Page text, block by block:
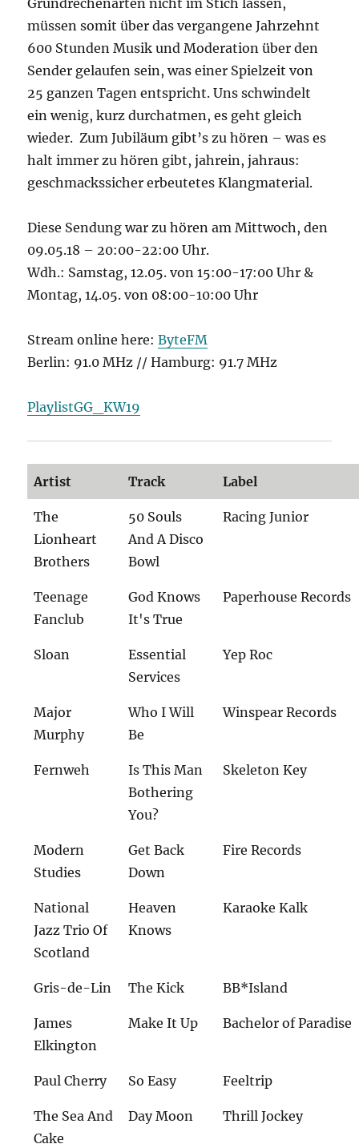
müssen somit über das vergangene Jahrzehnt
600 Stunden Musik und Moderation über den
Sender gelaufen sein, was einer Spielzeit von
25 ganzen Tagen entspricht. Uns schwindelt
ein wenig, kurz durchatmen, es geht gleich
wieder. Zum Jubiläum gibt’s zu hören – was es
halt immer zu hören gibt, jahrein, jahraus:
geschmackssicher erbeutetes Klangmaterial.
Diese Sendung war zu hören am Mittwoch, den
09.05.18 – 20:00-22:00 Uhr.
Wdh.: Samstag, 12.05. von 15:00-17:00 Uhr &
Montag, 14.05. von 08:00-10:00 Uhr
Stream online here:ByteFM
Berlin: 91.0 MHz // Hamburg: 91.7 MHz
PlaylistGG_KW19
Artist Track Label
The
Lionheart
Brothers
50 Souls
And A Disco
Bowl
Racing Junior
Teenage
Fanclub
God Knows
It's True
Paperhouse Records
Sloan
Essential
Services
Yep Roc
Major
Murphy
Who I Will
Be
Winspear Records
Fernweh
Is This Man
Bothering
You?
Skeleton Key
Modern
Studies
Get Back
Down
Fire Records
National
Jazz Trio Of
Scotland
Heaven
Knows
Karaoke Kalk
Gris-de-Lin The Kick BB*Island
James
Elkington
Make It Up Bachelor of Paradise
Paul Cherry So Easy Feeltrip
The Sea And
Cake
Day Moon Thrill Jockey